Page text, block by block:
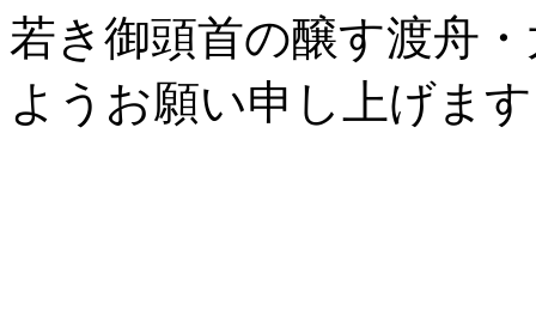
若き御頭首の醸す渡舟
ようお願い申し上げま